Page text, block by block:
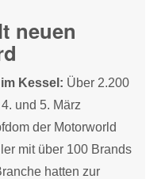
neuen
Kessel: Über 2.200
und 5. März
der Motorworld
mit über 100 Brands
hatten zur